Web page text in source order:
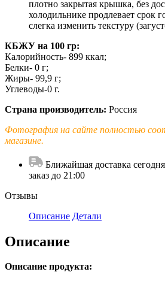
плотно закрытая крышка, без
холодильнике продлевает срок
слегка изменить текстуру
КБЖУ на 100 гр:
Калорийность- 899 ккал;
Белки- 0 г;
Жиры- 99,9 г;
Углеводы-0 г.
Страна производитель: Россия
Фотография на сайте полностью
магазине.
Ближайшая доставка
заказ до 21:00
Отзывы
Описание Детали
Описание
Описание продукта: